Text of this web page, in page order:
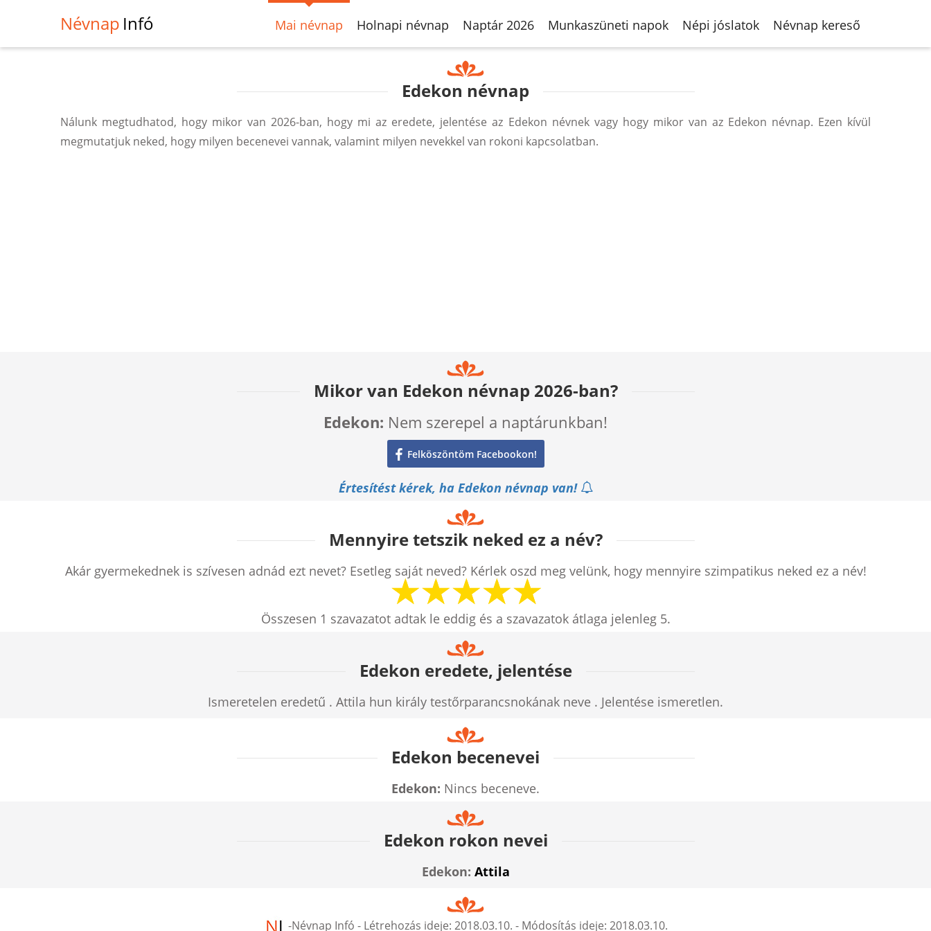
Névnap Infó Mai névnap Holnapi névnap Naptár 2026 Munkaszüneti napok Népi jóslatok Névnap kereső
Edekon névnap
Nálunk megtudhatod, hogy mikor van 2026-ban, hogy mi az eredete, jelentése az Edekon névnek vagy hogy mikor van az Edekon névnap. Ezen kívül
megmutatjuk neked, hogy milyen becenevei vannak, valamint milyen nevekkel van rokoni kapcsolatban.
Mikor van Edekon névnap 2026-ban?
Edekon: Nem szerepel a naptárunkban!
Felköszöntöm Facebookon!
Értesítést kérek, ha Edekon névnap van!
Mennyire tetszik neked ez a név?
Akár gyermekednek is szívesen adnád ezt nevet? Esetleg saját neved? Kérlek oszd meg velünk, hogy mennyire szimpatikus neked ez a név!
Összesen 1 szavazatot adtak le eddig és a szavazatok átlaga jelenleg 5.
Edekon eredete, jelentése
Ismeretelen eredetű . Attila hun király testőrparancsnokának neve . Jelentése ismeretlen.
Edekon becenevei
Edekon: Nincs beceneve.
Edekon rokon nevei
Edekon: Attila
-Névnap Infó - Létrehozás ideje: 2018.03.10. - Módosítás ideje: 2018.03.10.